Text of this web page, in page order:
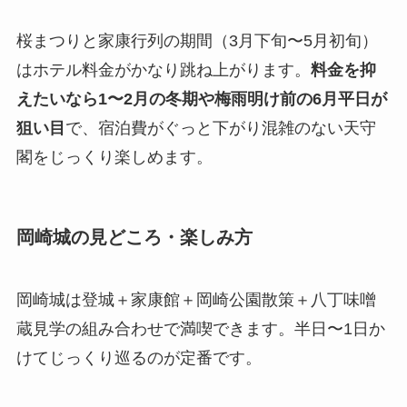
桜まつりと家康行列の期間（3月下旬〜5月初旬）
はホテル料金がかなり跳ね上がります。 料金を抑
えたいなら1〜2月の冬期や梅雨明け前の6月平日が
狙い目 で、宿泊費がぐっと下がり混雑のない天守
閣をじっくり楽しめます。
岡崎城の見どころ・楽しみ方
岡崎城は登城＋家康館＋岡崎公園散策＋八丁味噌
蔵見学の組み合わせで満喫できます。半日〜1日か
けてじっくり巡るのが定番です。